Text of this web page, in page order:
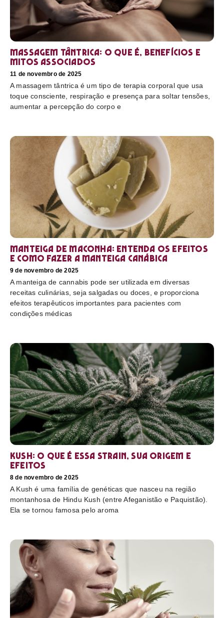
Massagem tântrica: o que é, benefícios e
mitos associados
11 de novembro de 2025
A massagem tântrica é um tipo de terapia corporal que usa
toque consciente, respiração e presença para soltar tensões,
aumentar a percepção do corpo e
Manteiga de maconha: entenda os efeitos
e como fazer a manteiga canábica
9 de novembro de 2025
A manteiga de cannabis pode ser utilizada em diversas
receitas culinárias, seja salgadas ou doces, e proporciona
efeitos terapêuticos importantes para pacientes com
condições médicas
Kush: o que é essa strain, sua origem e
efeitos
8 de novembro de 2025
A Kush é uma família de genéticas que nasceu na região
montanhosa de Hindu Kush (entre Afeganistão e Paquistão).
Ela se tornou famosa pelo aroma